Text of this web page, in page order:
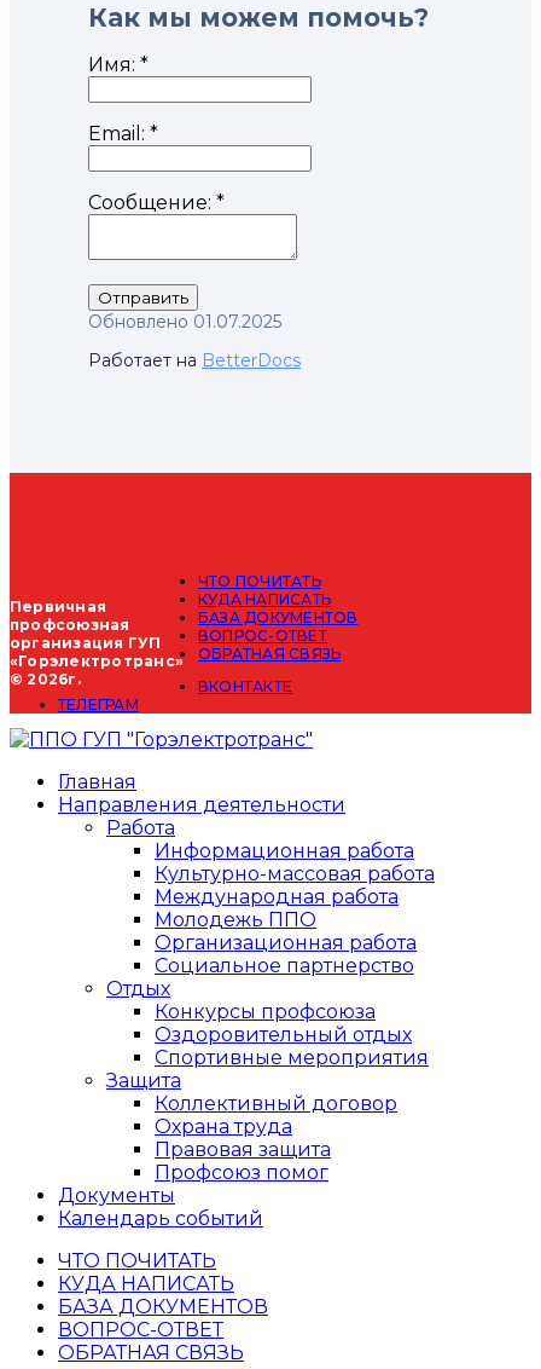
Как мы можем помочь?
Имя: *
Email: *
Сообщение: *
Обновлено 01.07.2025
Работает на BetterDocs
Первичная
профсоюзная
организация ГУП
«Горэлектротранс»
© 2026г.
ЧТО ПОЧИТАТЬ
КУДА НАПИСАТЬ
БАЗА ДОКУМЕНТОВ
ВОПРОС-ОТВЕТ
ОБРАТНАЯ СВЯЗЬ
ВКОНТАКТЕ
ТЕЛЕГРАМ
Главная
Направления деятельности
Работа
Информационная работа
Культурно-массовая работа
Международная работа
Молодежь ППО
Организационная работа
Социальное партнерство
Отдых
Конкурсы профсоюза
Оздоровительный отдых
Спортивные мероприятия
Защита
Коллективный договор
Охрана труда
Правовая защита
Профсоюз помог
Документы
Календарь событий
ЧТО ПОЧИТАТЬ
КУДА НАПИСАТЬ
БАЗА ДОКУМЕНТОВ
ВОПРОС-ОТВЕТ
ОБРАТНАЯ СВЯЗЬ